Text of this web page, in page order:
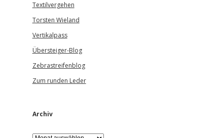
Textilvergehen
Torsten Wieland
Vertikalpass
Übersteiger-Blog
Zebrastreifenblog
Zum runden Leder
Archiv
A